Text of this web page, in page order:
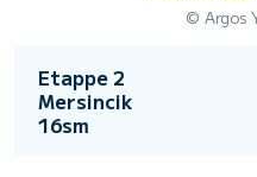
© Argos
Etappe 2
Mersincik
16sm